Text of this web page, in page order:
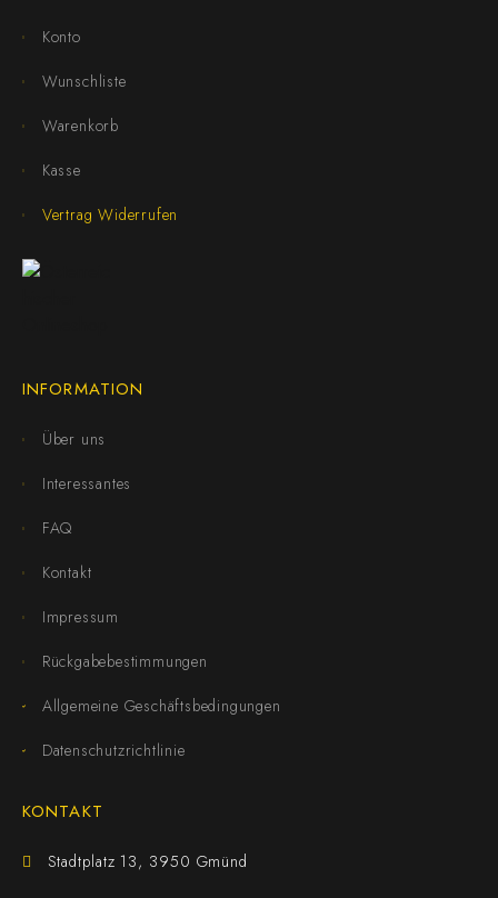
Konto
Wunschliste
Warenkorb
Kasse
Vertrag Widerrufen
INFORMATION
Über uns
Interessantes
FAQ
Kontakt
Impressum
Rückgabebestimmungen
Allgemeine Geschäftsbedingungen
Datenschutzrichtlinie
KONTAKT
Stadtplatz 13, 3950 Gmünd